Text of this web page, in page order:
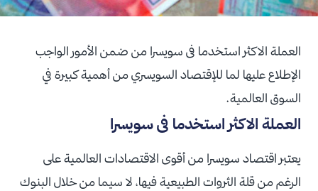
العملة الاكثر استخدما فى سويسرا من ضمن الأمور الواجب
الإطلاع عليها لما للإقتصاد السويسري من أهمية كبيرة في
السوق العالمية.
العملة الاكثر استخدما فى سويسرا
يعتبر اقتصاد سويسرا من أقوى الاقتصادات العالمية على
الرغم من قلة الثروات الطبيعية فيها، لا سيما من خلال البنوك